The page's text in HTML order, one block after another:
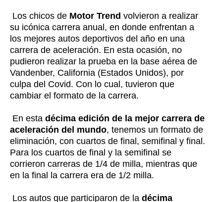
Los chicos de Motor Trend volvieron a realizar
su icónica carrera anual, en donde enfrentan a
los mejores autos deportivos del año en una
carrera de aceleración. En esta ocasión, no
pudieron realizar la prueba en la base aérea de
Vandenber, California (Estados Unidos), por
culpa del Covid. Con lo cual, tuvieron que
cambiar el formato de la carrera.
En esta décima edición de la mejor carrera de
aceleración del mundo, tenemos un formato de
eliminación, con cuartos de final, semifinal y final.
Para los cuartos de final y la semifinal se
corrieron carreras de 1/4 de milla, mientras que
en la final la carrera era de 1/2 milla.
Los autos que participaron de la décima